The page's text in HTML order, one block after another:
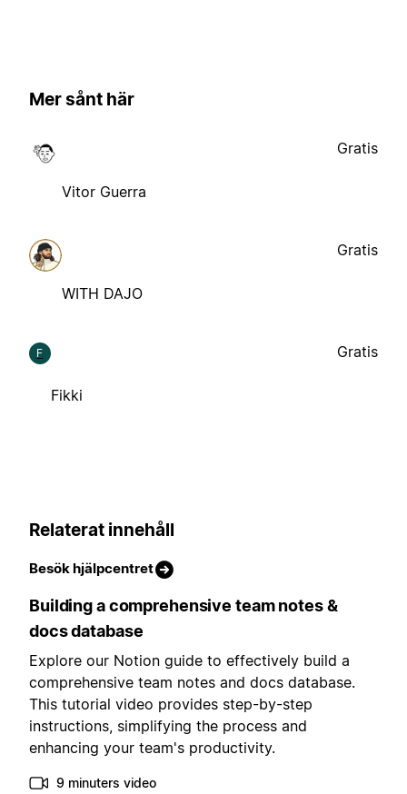
Mer sånt här
Vitor Guerra
Gratis
WITH DAJO
Gratis
F
Fikki
Gratis
Relaterat innehåll
Besök hjälpcentret
Building a comprehensive team notes &
docs database
Explore our Notion guide to effectively build a
comprehensive team notes and docs database.
This tutorial video provides step-by-step
instructions, simplifying the process and
enhancing your team's productivity.
9 minuters video